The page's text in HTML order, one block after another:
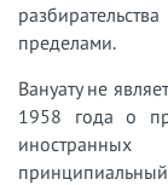
пределами.
Вануату не
1958 года о